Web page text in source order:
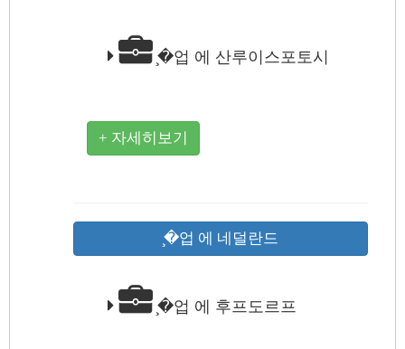
̧�업 에 산루이스포토시
+ 자세히보기
̧�업 에 네덜란드
̧�업 에 후프도르프